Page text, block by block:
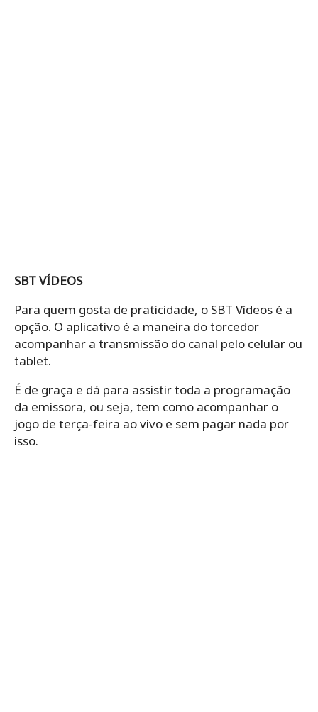
SBT VÍDEOS
Para quem gosta de praticidade, o SBT Vídeos é a
opção. O aplicativo é a maneira do torcedor
acompanhar a transmissão do canal pelo celular ou
tablet.
É de graça e dá para assistir toda a programação
da emissora, ou seja, tem como acompanhar o
jogo de terça-feira ao vivo e sem pagar nada por
isso.